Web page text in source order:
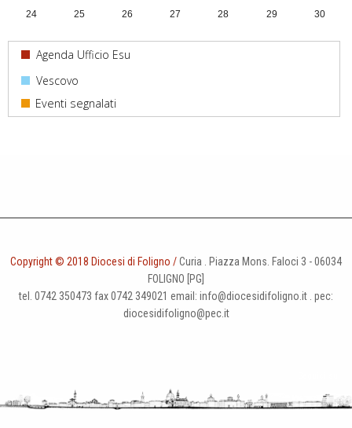
24 25 26 27 28 29 30
31 1 2 3 4 5 6
Agenda Ufficio Esu
Vescovo
Copyright © 2018 Diocesi di Foligno /Curia . Piazza Mons. Faloci 3 - 06034
FOLIGNO [PG]
tel. 0742 350473 fax 0742 349021 email: info@diocesidifoligno.it . pec:
diocesidifoligno@pec.it